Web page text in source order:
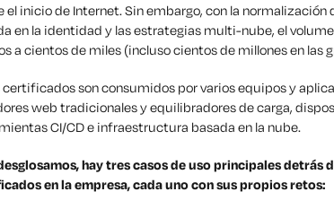
el inicio de Internet. Sin embargo, con la
en la identidad y las estrategias multi-nube, el
a cientos de miles (incluso cientos de millones en las
certificados son consumidos por varios equipos y
web tradicionales y equilibradores de carga,
CI/CD e infraestructura basada en la nube.
hay tres casos de uso principales detrás
en la empresa, cada uno con sus propios retos: